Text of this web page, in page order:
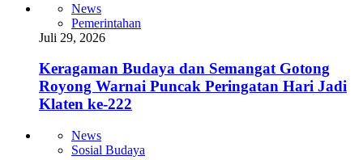
News
Pemerintahan
Juli 29, 2026
Keragaman Budaya dan Semangat Gotong
Royong Warnai Puncak Peringatan Hari Jadi
Klaten ke-222
News
Sosial Budaya